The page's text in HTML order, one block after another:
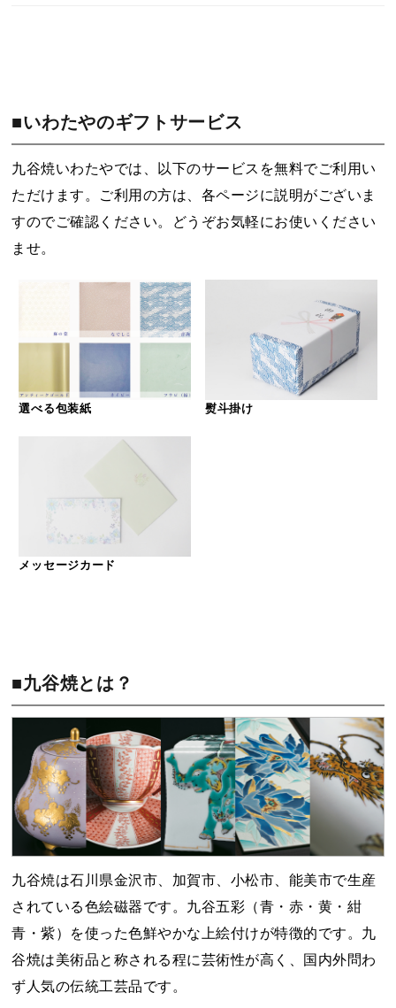
■いわたやのギフトサービス
九谷焼いわたやでは、以下のサービスを無料でご利用い
ただけます。ご利用の方は、各ページに説明がございま
すのでご確認ください。どうぞお気軽にお使いください
ませ。
選べる包装紙 熨斗掛け
メッセージカード
■九谷焼とは？
九谷焼は石川県金沢市、加賀市、小松市、能美市で生産
されている色絵磁器です。九谷五彩（青・赤・黄・紺
青・紫）を使った色鮮やかな上絵付けが特徴的です。九
谷焼は美術品と称される程に芸術性が高く、国内外問わ
ず人気の伝統工芸品です。